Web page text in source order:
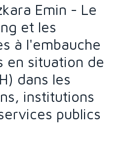
Emin - Le
et les
à l'embauche
en situation de
dans les
institutions
publics